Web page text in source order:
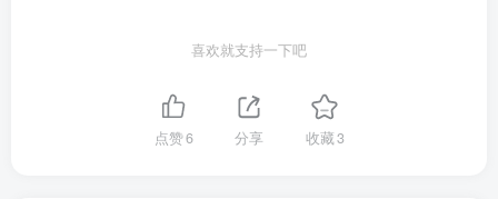
喜欢就支持一下吧
点赞6 分享 收藏3